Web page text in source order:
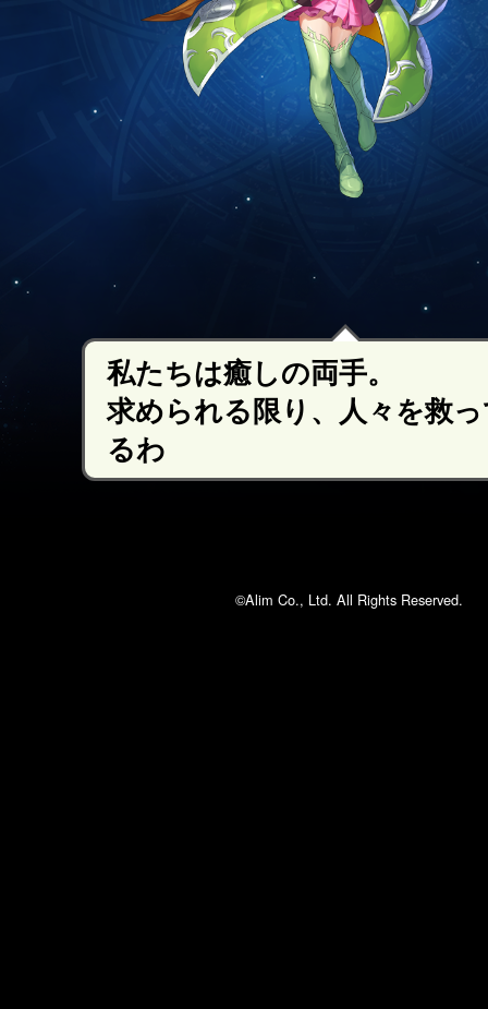
私たちは癒しの両手。
求められる限り、人々を救
るわ
©Alim Co., Ltd. All Rights Reserved.